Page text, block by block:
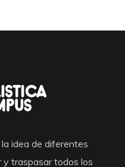
idea de diferentes
y traspasar todos los